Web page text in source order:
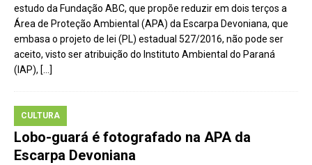
estudo da Fundação ABC, que propõe reduzir em dois terços a
Área de Proteção Ambiental (APA) da Escarpa Devoniana, que
embasa o projeto de lei (PL) estadual 527/2016, não pode ser
aceito, visto ser atribuição do Instituto Ambiental do Paraná
(IAP), […]
CULTURA
Lobo-guará é fotografado na APA da
Escarpa Devoniana